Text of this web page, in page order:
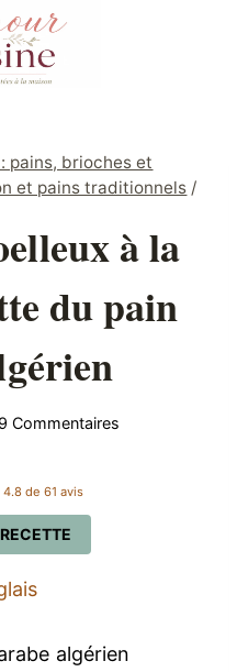
pains, brioches et
et pains traditionnels /
à la
du pain
Commentaires
4.8 de 61 avis
algérien